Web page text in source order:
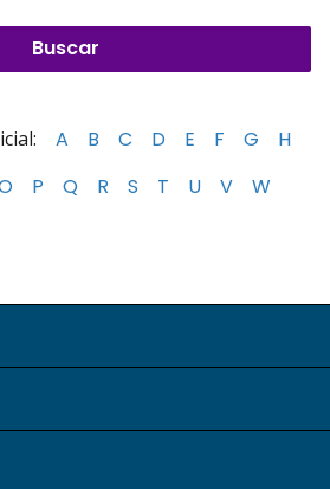
A B C D E F G
H
P Q R S T U V
W